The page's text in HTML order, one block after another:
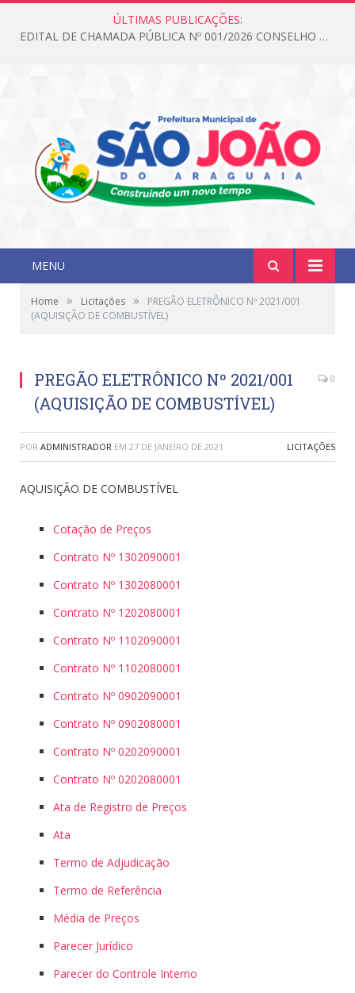
ÚLTIMAS PUBLICAÇÕES:
EDITAL DE CHAMADA PÚBLICA Nº 001/2026 CONSELHO DOS DIREITOS DA CRIANÇA E DO ADOLESCENTE
MENU
Home » Licitações »
PREGÃO ELETRÔNICO Nº 2021/001
(AQUISIÇÃO DE COMBUSTÍVEL)
PREGÃO ELETRÔNICO Nº 2021/001
(AQUISIÇÃO DE COMBUSTÍVEL)
0
POR ADMINISTRADOR EM 27 DE JANEIRO DE 2021 LICITAÇÕES
AQUISIÇÃO DE COMBUSTÍVEL
Cotação de Preços
Contrato Nº 1302090001
Contrato Nº 1302080001
Contrato Nº 1202080001
Contrato Nº 1102090001
Contrato Nº 1102080001
Contrato Nº 0902090001
Contrato Nº 0902080001
Contrato Nº 0202090001
Contrato Nº 0202080001
Ata de Registro de Preços
Ata
Termo de Adjudicação
Termo de Referência
Média de Preços
Parecer Jurídico
Parecer do Controle Interno